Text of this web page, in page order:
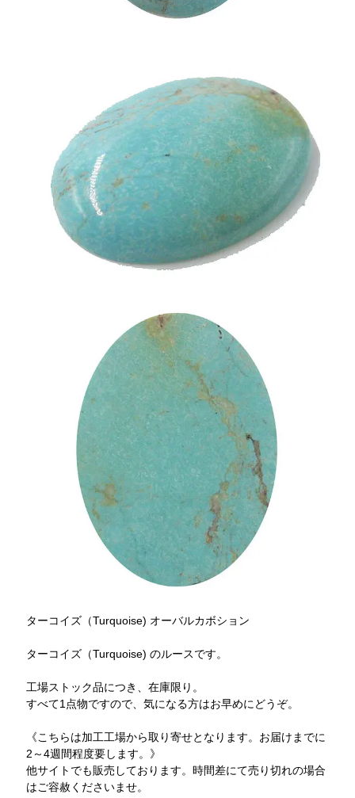
ターコイズ（Turquoise) オーバルカボション
ターコイズ（Turquoise) のルースです。
工場ストック品につき、在庫限り。
すべて1点物ですので、気になる方はお早めにどうぞ。
《こちらは加工工場から取り寄せとなります。お届けまでに
2～4週間程度要します。》
他サイトでも販売しております。時間差にて売り切れの場合
はご容赦くださいませ。